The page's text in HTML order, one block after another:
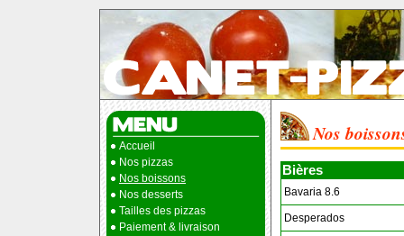
Nos
Bières
Bavaria 8.6
Desperados
Accueil
Nos pizzas
Nos boissons
Nos desserts
Tailles des pizzas
Paiement & livraison